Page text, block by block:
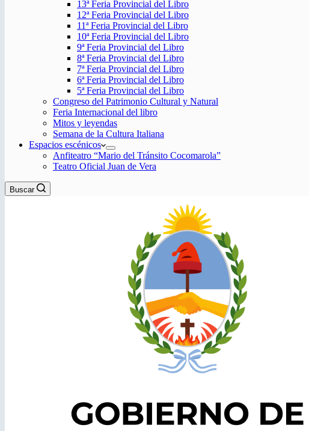
13ª Feria Provincial del Libro
12ª Feria Provincial del Libro
11ª Feria Provincial del Libro
10ª Feria Provincial del Libro
9ª Feria Provincial del Libro
8ª Feria Provincial del Libro
7ª Feria Provincial del Libro
6ª Feria Provincial del Libro
5ª Feria Provincial del Libro
Congreso del Patrimonio Cultural y Natural
Feria Internacional del libro
Mitos y leyendas
Semana de la Cultura Italiana
Espacios escénicos
Anfiteatro “Mario del Tránsito Cocomarola”
Teatro Oficial Juan de Vera
Buscar